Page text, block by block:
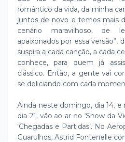
romântico da vida, da minha
juntos de novo e temos mais
cenário maravilhoso, de
apaixonados por essa versão”,
suspira a cada canção, a cada
conhece, para quem já
clássico. Então, a gente vai
se deliciando com cada
Ainda neste domingo, dia 14,
dia 21, vão ao ar no ‘Show da
‘Chegadas e Partidas’. No
Guarulhos, Astrid Fontenelle